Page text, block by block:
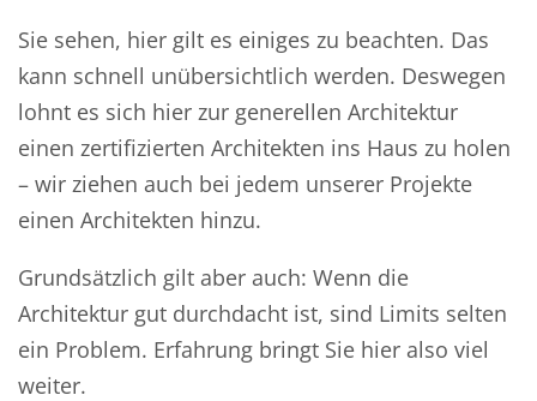
Sie sehen, hier gilt es einiges zu beachten. Das
kann schnell unübersichtlich werden. Deswegen
lohnt es sich hier zur generellen Architektur
einen zertifizierten Architekten ins Haus zu holen
– wir ziehen auch bei jedem unserer Projekte
einen Architekten hinzu.
Grundsätzlich gilt aber auch: Wenn die
Architektur gut durchdacht ist, sind Limits selten
ein Problem. Erfahrung bringt Sie hier also viel
weiter.